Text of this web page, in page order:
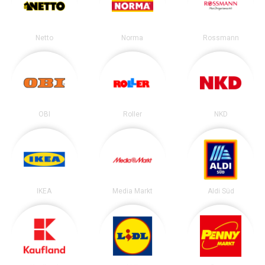
Netto Norma Rossmann
OBI Roller NKD
IKEA Media Markt Aldi Süd